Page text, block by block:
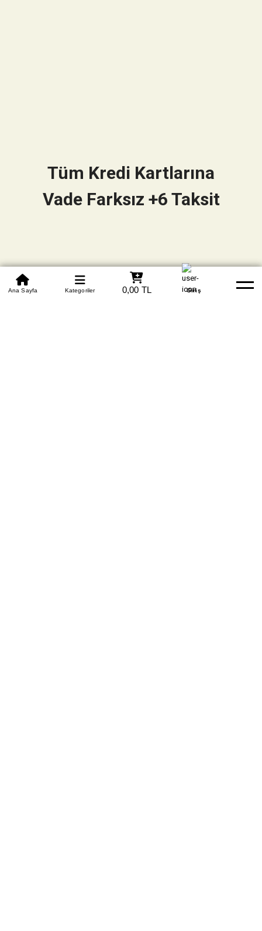
0850 305 09 70
Beden Tablosu Banka Hesapları Whatsapp Yardım
Ana Sayfa Kategoriler 0,00 TL Giriş
Tüm Kredi Kartlarına
Vade Farksız +6 Taksit